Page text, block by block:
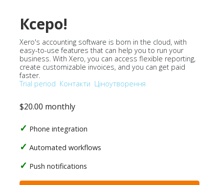
Ксеро!
Xero's accounting software is born in the cloud, with
easy-to-use features that can help you to run your
business. With Xero, you can access flexible reporting,
create customizable invoices, and you can get paid
faster.
Trial period Контакти Ціноутворення
$20.00 monthly
Phone integration
Automated workflows
Push notifications